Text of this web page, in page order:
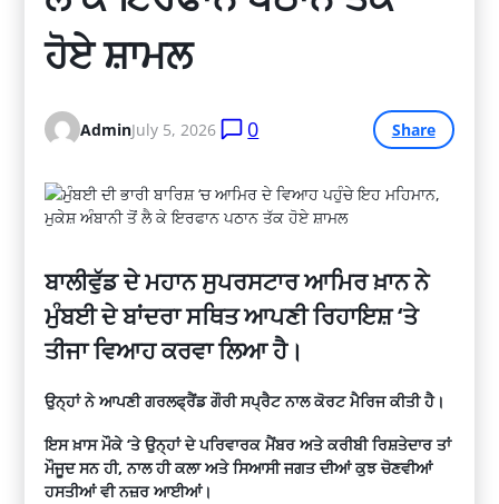
ਹੋਏ ਸ਼ਾਮਲ
AdminJuly 5, 2026 0 Share
ਬਾਲੀਵੁੱਡ ਦੇ ਮਹਾਨ ਸੁਪਰਸਟਾਰ ਆਮਿਰ ਖ਼ਾਨ ਨੇ
ਮੁੰਬਈ ਦੇ ਬਾਂਦਰਾ ਸਥਿਤ ਆਪਣੀ ਰਿਹਾਇਸ਼ ‘ਤੇ
ਤੀਜਾ ਵਿਆਹ ਕਰਵਾ ਲਿਆ ਹੈ।
ਉਨ੍ਹਾਂ ਨੇ ਆਪਣੀ ਗਰਲਫ੍ਰੈਂਡ ਗੌਰੀ ਸਪ੍ਰੈਟ ਨਾਲ ਕੋਰਟ ਮੈਰਿਜ ਕੀਤੀ ਹੈ।
ਇਸ ਖ਼ਾਸ ਮੌਕੇ ‘ਤੇ ਉਨ੍ਹਾਂ ਦੇ ਪਰਿਵਾਰਕ ਮੈਂਬਰ ਅਤੇ ਕਰੀਬੀ ਰਿਸ਼ਤੇਦਾਰ ਤਾਂ
ਮੌਜੂਦ ਸਨ ਹੀ, ਨਾਲ ਹੀ ਕਲਾ ਅਤੇ ਸਿਆਸੀ ਜਗਤ ਦੀਆਂ ਕੁਝ ਚੋਣਵੀਆਂ
ਹਸਤੀਆਂ ਵੀ ਨਜ਼ਰ ਆਈਆਂ।